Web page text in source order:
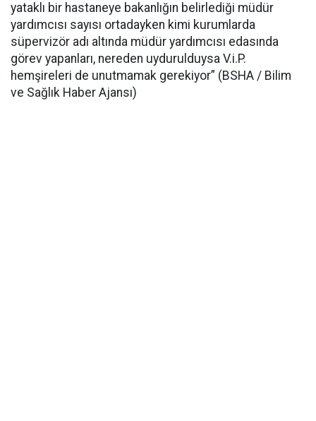
yataklı bir hastaneye bakanlığın belirlediği müdür
yardımcısı sayısı ortadayken kimi kurumlarda
süpervizör adı altında müdür yardımcısı edasında
görev yapanları, nereden uydurulduysa V.i.P.
hemşireleri de unutmamak gerekiyor” (BSHA / Bilim
ve Sağlık Haber Ajansı)